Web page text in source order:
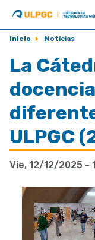
ULPGC
Aniversario
Inicio Noticias
La
ULPGC
Vie, 12/12/2025 -